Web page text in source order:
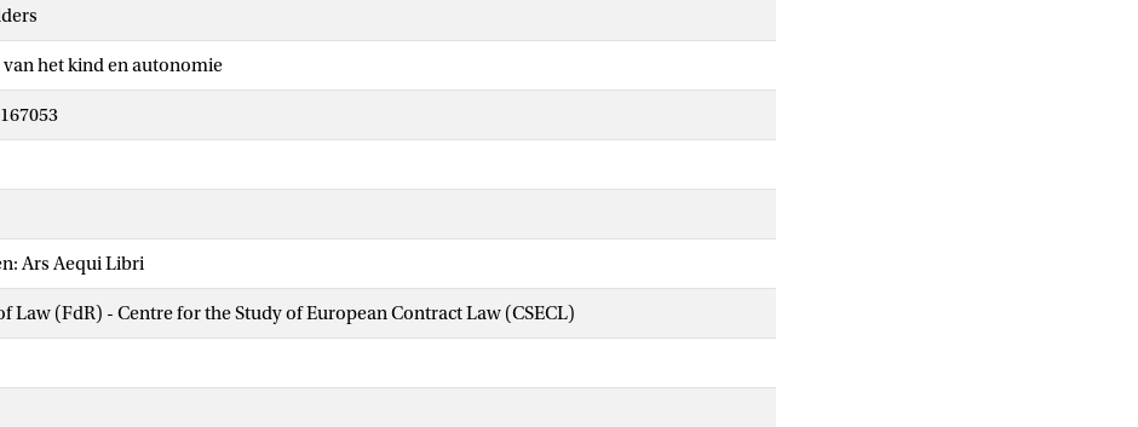
van het kind en autonomie
Ars Aequi Libri
Law (FdR) - Centre for the Study of European Contract Law (CSECL)